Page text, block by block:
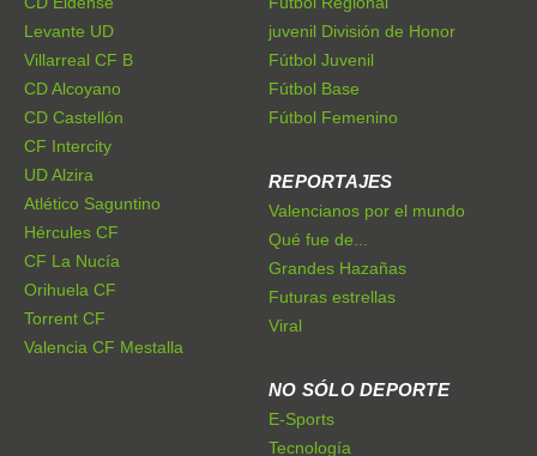
Levante UD
Villarreal CF B
CD Alcoyano
CD Castellón
CF Intercity
UD Alzira
Atlético Saguntino
Hércules CF
CF La Nucía
Orihuela CF
Torrent CF
Valencia CF Mestalla
juvenil División de Honor
Fútbol Juvenil
Fútbol Base
Fútbol Femenino
REPORTAJES
Valencianos por el mundo
Qué fue de...
Grandes Hazañas
Futuras estrellas
Viral
NO SÓLO DEPORTE
E-Sports
Tecnología